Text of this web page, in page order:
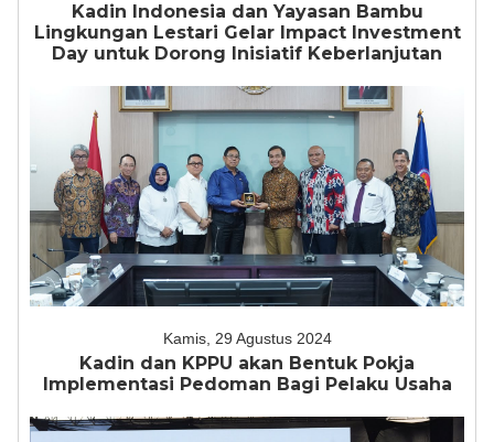
Kadin Indonesia dan Yayasan Bambu
Lingkungan Lestari Gelar Impact Investment
Day untuk Dorong Inisiatif Keberlanjutan
Kamis, 29 Agustus 2024
Kadin dan KPPU akan Bentuk Pokja
Implementasi Pedoman Bagi Pelaku Usaha